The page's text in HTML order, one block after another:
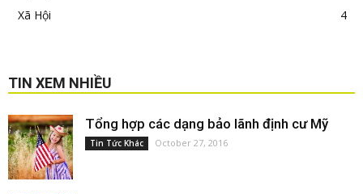
Xã Hội
4
TIN XEM NHIỀU
Tổng hợp các dạng bảo lãnh định cư Mỹ
Tin Tức Khác October 27, 2016